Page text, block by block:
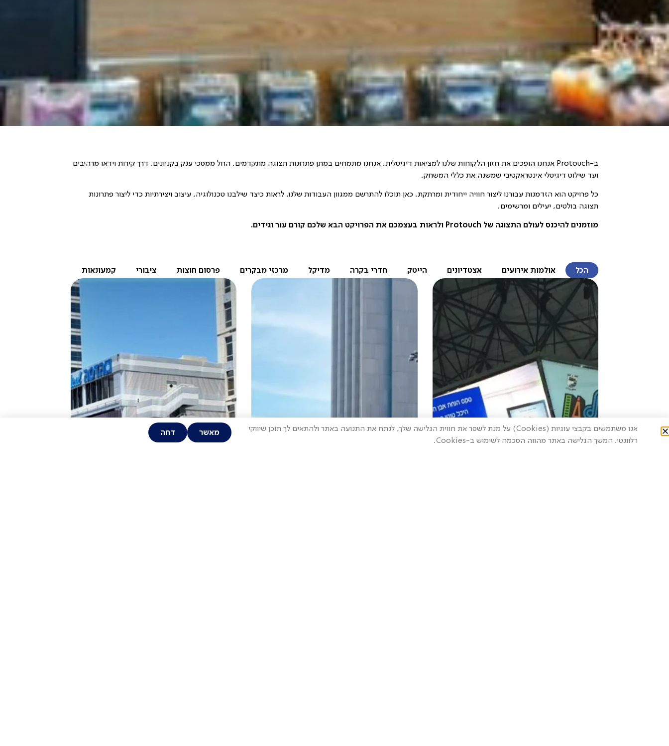
ב-Protouch אנחנו הופכים את חזון הלקוחות שלנו למציאות דיגיטלית. אנחנו מתמחים במתן פתרונות תצוגה מתקדמים, החל ממסכי ענק בקניונים, דרך קירות וידאו מרהיבים
ועד שילוט דיגיטלי אינטראקטיבי שמשנה את כללי המשחק.
כל פרויקט הוא הזדמנות עבורנו ליצור חוויה ייחודית ומרתקת. כאן תוכלו להתרשם ממגוון העבודות שלנו, לראות כיצד שילבנו טכנולוגיה, עיצוב ויצירתיות כדי ליצור פתרונות
תצוגה בולטים, יעילים ומרשימים.
מוזמנים להיכנס לעולם התצוגה של Protouch ולראות בעצמכם את הפרויקט הבא שלכם קורם עור וגידים.
אולמות אירועים אצטדיונים הייטק חדרי בקרה מדיקל מרכזי מבקרים פרסום חוצות ציבורי קמעונאות הכל
אנו משתמשים בקבצי עוגיות (Cookies) על מנת לשפר את חווית הגלישה שלך, לנתח את התנועה באתר ולהתאים לך תוכן שיווקי
רלוונטי. המשך הגלישה באתר מהווה הסכמה לשימוש ב-Cookies.
מאשר דחה